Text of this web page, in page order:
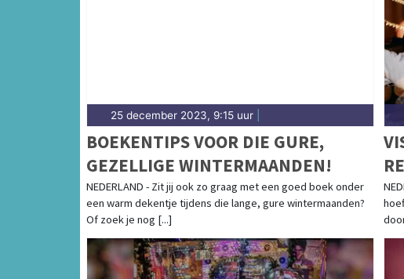
25 december 2023, 9:15 uur
BOEKENTIPS VOOR DIE GURE,
GEZELLIGE WINTERMAANDEN!
NEDERLAND - Zit jij ook zo graag met een goed boek onder
een warm dekentje tijdens die lange, gure wintermaanden?
Of zoek je nog [...]